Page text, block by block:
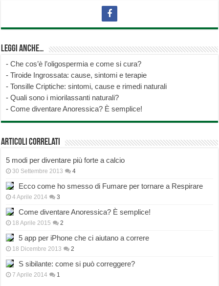
Leggi anche…
-Che cos’è l’oligospermia e come si cura?
-Tiroide Ingrossata: cause, sintomi e terapie
-Tonsille Criptiche: sintomi, cause e rimedi naturali
-Quali sono i miorilassanti naturali?
-Come diventare Anoressica? È semplice!
Articoli correlati
5 modi per diventare più forte a calcio
30 Settembre 2013 4
Ecco come ho smesso di Fumare per tornare a Respirare
4 Aprile 2014 3
Come diventare Anoressica? È semplice!
18 Aprile 2015 2
5 app per iPhone che ci aiutano a correre
18 Dicembre 2013 2
S sibilante: come si può correggere?
7 Aprile 2014 1